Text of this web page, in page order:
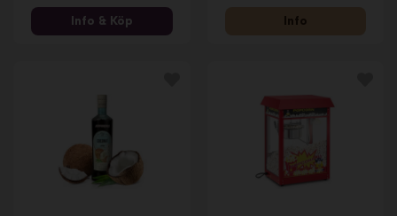
Info & Köp Info